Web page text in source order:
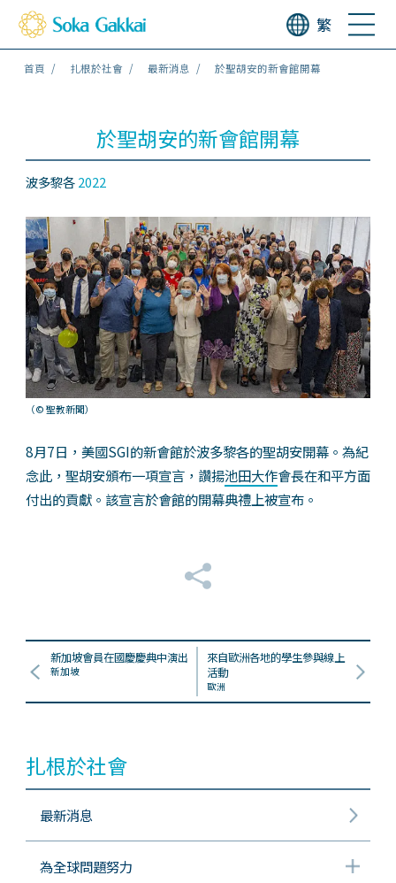
繁
首頁 扎根於社會 最新消息 於聖胡安的新會館開幕
於聖胡安的新會館開幕
波多黎各2022
（© 聖教新聞）
8月7日，美國SGI的新會館於波多黎各的聖胡安開幕。為紀
念此，聖胡安頒布一項宣言，讚揚池田大作會長在和平方面
付出的貢獻。該宣言於會館的開幕典禮上被宣布。
新加坡會員在國慶慶典中演出
新加坡
來自歐洲各地的學生參與線上
活動
歐洲
扎根於社會
最新消息
為全球問題努力